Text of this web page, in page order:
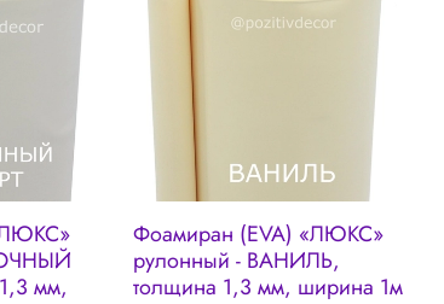
мм,
Фоамиран (EVA) «ЛЮКС»
рулонный - ВАНИЛЬ,
толщина 1,3 мм, ширина 1м